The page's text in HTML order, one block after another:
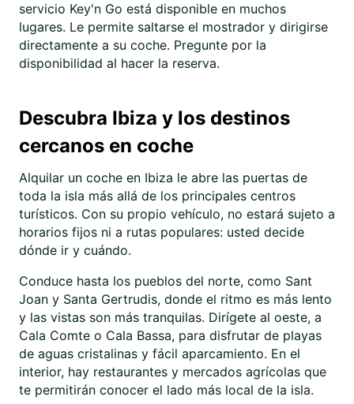
servicio Key'n Go está disponible en muchos
lugares. Le permite saltarse el mostrador y dirigirse
directamente a su coche. Pregunte por la
disponibilidad al hacer la reserva.
Descubra Ibiza y los destinos
cercanos en coche
Alquilar un coche en Ibiza le abre las puertas de
toda la isla más allá de los principales centros
turísticos. Con su propio vehículo, no estará sujeto a
horarios fijos ni a rutas populares: usted decide
dónde ir y cuándo.
Conduce hasta los pueblos del norte, como Sant
Joan y Santa Gertrudis, donde el ritmo es más lento
y las vistas son más tranquilas. Dirígete al oeste, a
Cala Comte o Cala Bassa, para disfrutar de playas
de aguas cristalinas y fácil aparcamiento. En el
interior, hay restaurantes y mercados agrícolas que
te permitirán conocer el lado más local de la isla.